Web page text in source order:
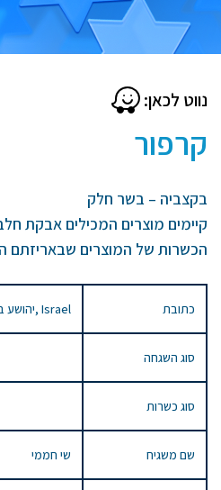
נווט לכאן:
קרפור
בקצביה – בשר חלק
קיימים מוצרים המכילים אבקת
הכשרות של המוצרים שבאריזתם
כתובת 77 יהושע בן נון , ראש העין, Israel
סוג השגחה
סוג כשרות
שם משגיח שי חממי